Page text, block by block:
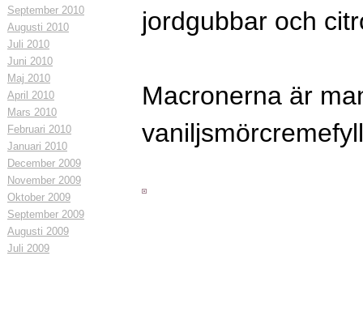
September 2010
Augusti 2010
Juli 2010
Juni 2010
Maj 2010
April 2010
Mars 2010
Februari 2010
Januari 2010
December 2009
November 2009
Oktober 2009
September 2009
Augusti 2009
Juli 2009
jordgubbar och
Macronerna är